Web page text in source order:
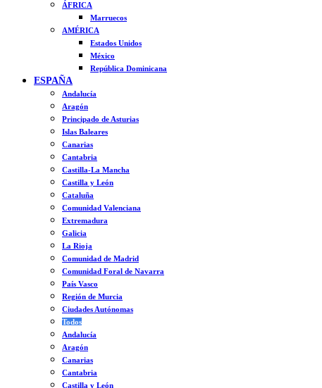
ÁFRICA
Marruecos
AMÉRICA
Estados Unidos
México
República Dominicana
ESPAÑA
Andalucía
Aragón
Principado de Asturias
Islas Baleares
Canarias
Cantabria
Castilla-La Mancha
Castilla y León
Cataluña
Comunidad Valenciana
Extremadura
Galicia
La Rioja
Comunidad de Madrid
Comunidad Foral de Navarra
País Vasco
Región de Murcia
Ciudades Autónomas
Todos
Andalucía
Aragón
Canarias
Cantabria
Castilla y León